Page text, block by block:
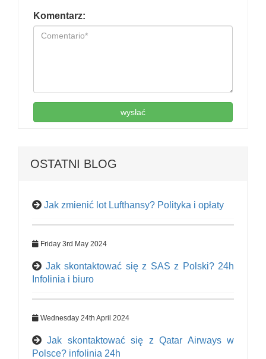
Komentarz:
wysłać
OSTATNI BLOG
Jak zmienić lot Lufthansy? Polityka i opłaty
Friday 3rd May 2024
Jak skontaktować się z SAS z Polski? 24h
Infolinia i biuro
Wednesday 24th April 2024
Jak skontaktować się z Qatar Airways w
Polsce? infolinia 24h